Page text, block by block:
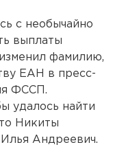
с необычайно
выплаты
фамилию,
ЕАН в пресс-
ФССП.
удалось найти
Никиты
Андреевич.